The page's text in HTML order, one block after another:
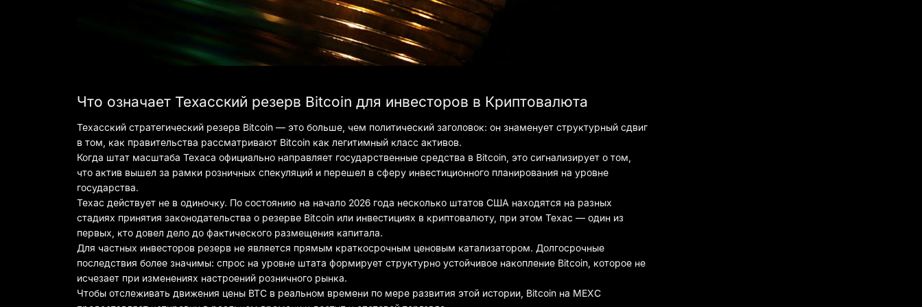
Что означает Техасский резерв Bitcoin для инвесторов в Криптовалюта
Техасский стратегический резерв Bitcoin — это больше, чем политический заголовок: он знаменует структурный сдвиг
в том, как правительства рассматривают Bitcoin как легитимный класс активов.
Когда штат масштаба Техаса официально направляет государственные средства в Bitcoin, это сигнализирует о том,
что актив вышел за рамки розничных спекуляций и перешел в сферу инвестиционного планирования на уровне
государства.
Техас действует не в одиночку. По состоянию на начало 2026 года несколько штатов США находятся на разных
стадиях принятия законодательства о резерве Bitcoin или инвестициях в криптовалюту, при этом Техас — один из
первых, кто довел дело до фактического размещения капитала.
Для частных инвесторов резерв не является прямым краткосрочным ценовым катализатором. Долгосрочные
последствия более значимы: спрос на уровне штата формирует структурно устойчивое накопление Bitcoin, которое не
исчезает при изменениях настроений розничного рынка.
Чтобы отслеживать движения цены BTC в реальном времени по мере развития этой истории, Bitcoin на MEXC